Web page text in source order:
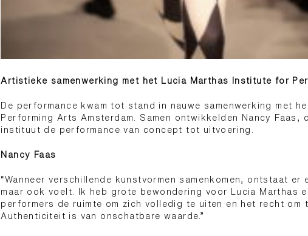
Artistieke samenwerking met het Lucia Marthas Institute for
De performance kwam tot stand in nauwe samenwerking met
Performing Arts Amsterdam. Samen ontwikkelden Nancy Faas,
instituut de performance van concept tot uitvoering.
Nancy Faas
“Wanneer verschillende kunstvormen samenkomen, ontstaat
maar ook voelt. Ik heb grote bewondering voor Lucia Marthas
performers de ruimte om zich volledig te uiten en het recht om
Authenticiteit is van onschatbare waarde.”